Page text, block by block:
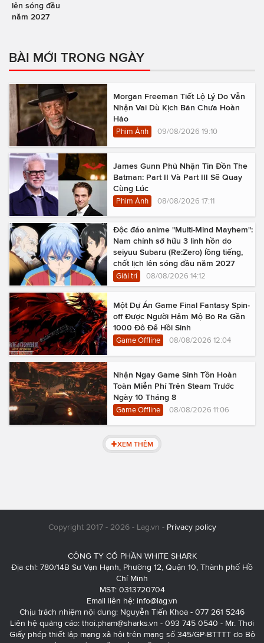
lên sóng đầu
năm 2027
BÀI MỚI TRONG NGÀY
Morgan Freeman Tiết Lộ Lý Do Vẫn
Nhận Vai Dù Kịch Bản Chưa Hoàn
Hảo
Phim Ảnh 09/08/2026 19:10
James Gunn Phủ Nhận Tin Đồn The
Batman: Part II Và Part III Sẽ Quay
Cùng Lúc
Phim Ảnh 08/08/2026 17:11
Độc đáo anime "Multi-Mind Mayhem":
Nam chính sở hữu 3 linh hồn do
seiyuu Subaru (Re:Zero) lồng tiếng,
chốt lịch lên sóng đầu năm 2027
Giải trí 08/08/2026 14:12
Một Dự Án Game Final Fantasy Spin-
off Được Người Hâm Mộ Bỏ Ra Gần
1000 Đô Để Hồi Sinh
Game Offline 08/08/2026 12:04
Nhận Ngay Game Sinh Tồn Hoàn
Toàn Miễn Phí Trên Steam Trước
Ngày 10 Tháng 8
Game Offline 08/08/2026 11:06
XEM THÊM
Copyright 2017 - 2026 - Lag.vn - Privacy policy
CÔNG TY CỔ PHẦN WHITE SHARK
Địa chỉ: 780/14B Sư Vạn Hạnh, Phường 12, Quận 10, Thành phố Hồ
Chí Minh
MST: 0313720704
Email liên hệ: info@lag.vn
Chịu trách nhiệm nội dung: Nguyễn Tiến Khoa - 077 261 5246
Liên hệ quảng cáo: thoi.pham@sharks.vn - 093 745 0540 - Mr. Thơi
Giấy phép thiết lập mạng xã hội trên mạng số 345/GP-BTTTT do Bộ